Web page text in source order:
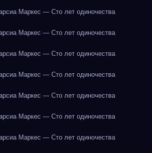
Маркес — Сто лет одиночества
Маркес — Сто лет одиночества
Маркес — Сто лет одиночества
Маркес — Сто лет одиночества
Маркес — Сто лет одиночества
Маркес — Сто лет одиночества
Маркес — Сто лет одиночества